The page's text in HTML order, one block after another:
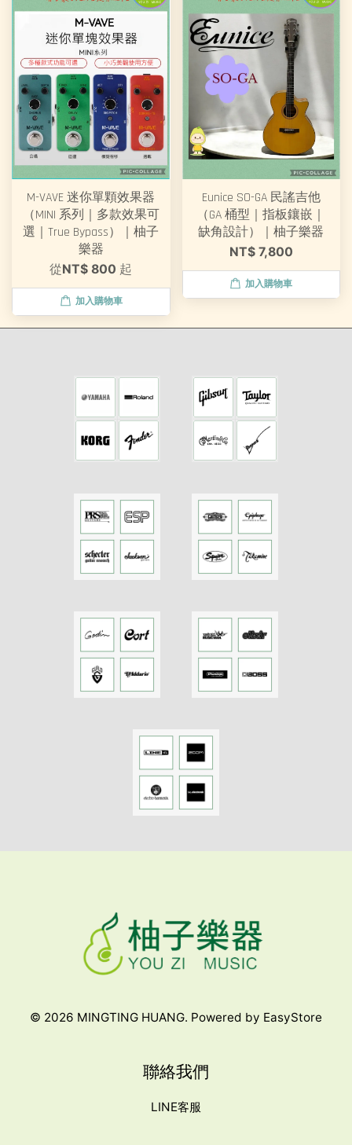
M-VAVE 迷你單顆效果器
（MINI 系列｜多款效果可
選｜True Bypass）｜柚子
樂器
從NT$ 800 起
加入購物車
Eunice SO-GA 民謠吉他
（GA 桶型｜指板鑲嵌｜
缺角設計）｜柚子樂器
NT$ 7,800
加入購物車
© 2026 MINGTING HUANG. Powered by EasyStore
聯絡我們
LINE客服